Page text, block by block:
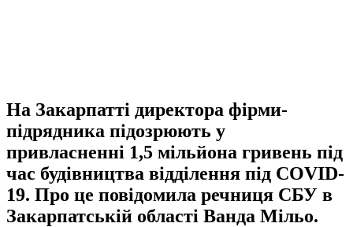
На Закарпатті директора фірми-
підрядника підозрюють у
привласненні 1,5 мільйона гривень під
час будівництва відділення під COVID-
19. Про це повідомила речниця СБУ в
Закарпатській області Ванда Мільо.